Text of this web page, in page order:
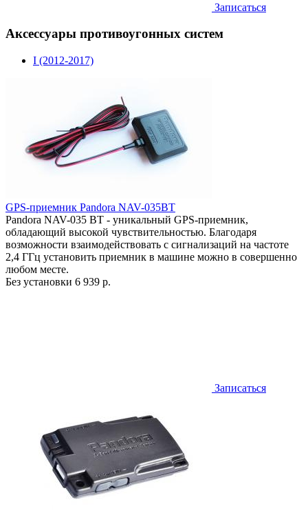
Записаться
Аксессуары противоугонных систем
I (2012-2017)
GPS-приемник Pandora NAV-035BT
Pandora NAV-035 BT - уникальный GPS-приемник,
обладающий высокой чувствительностью. Благодаря
возможности взаимодействовать с сигнализаций на частоте
2,4 ГГц установить приемник в машине можно в совершенно
любом месте.
Без установки 6 939 р.
Записаться